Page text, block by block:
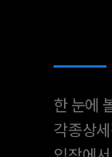
한 눈에
각종상